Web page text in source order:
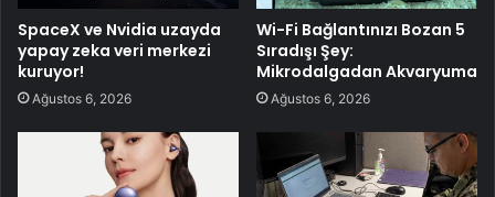
SpaceX ve Nvidia uzayda
yapay zeka veri merkezi
kuruyor!
Ağustos 6, 2026
Wi-Fi Bağlantınızı Bozan 5
Sıradışı Şey:
Mikrodalgadan Akvaryuma
Ağustos 6, 2026